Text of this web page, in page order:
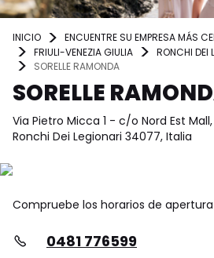
INICIO ENCUENTRE SU EMPRESA MÁS
FRIULI-VENEZIA GIULIA
RONCHI DEI
SORELLE RAMONDA
SORELLE
Via Pietro Micca 1 - c/o Nord Est Mall,
Ronchi Dei Legionari 34077, Italia
Compruebe los horarios de
0481 776599